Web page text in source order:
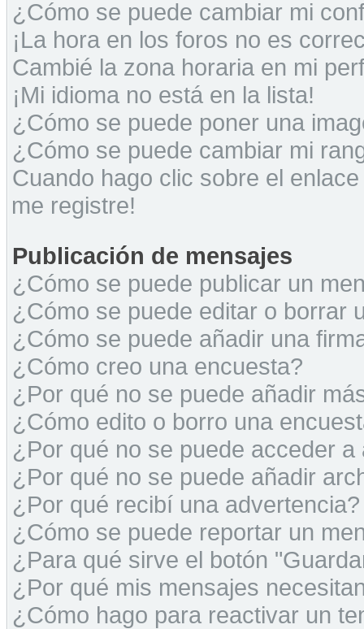
¿Cómo se puede cambiar mi
¡La hora en los foros no es
Cambié la zona horaria en mi
¡Mi idioma no está en la lista!
¿Cómo se puede poner una
¿Cómo se puede cambiar mi
Cuando hago clic sobre el
me registre!
Publicación de mensajes
¿Cómo se puede publicar un
¿Cómo se puede editar o borrar
¿Cómo se puede añadir una
¿Cómo creo una encuesta?
¿Por qué no se puede añadir
¿Cómo edito o borro una
¿Por qué no se puede acceder a
¿Por qué no se puede añadir
¿Por qué recibí una advertencia?
¿Cómo se puede reportar un
¿Para qué sirve el botón
¿Por qué mis mensajes
¿Cómo hago para reactivar un